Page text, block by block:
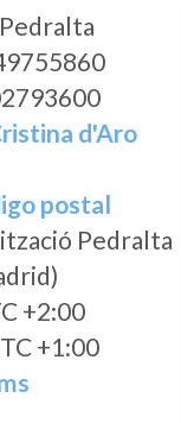
d'Aro
postal
Pedralta
+2:00
+1:00